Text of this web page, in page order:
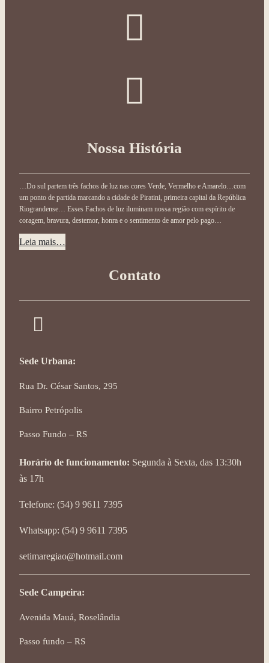
Nossa História
…Do sul partem três fachos de luz nas cores Verde, Vermelho e Amarelo…com
um ponto de partida marcando a cidade de Piratini, primeira capital da República
Riograndense… Esses Fachos de luz iluminam nossa região com espírito de
coragem, bravura, destemor, honra e o sentimento de amor pelo pago…
Leia mais…
Contato
Sede Urbana:
Rua Dr. César Santos, 295
Bairro Petrópolis
Passo Fundo – RS
Horário de funcionamento: Segunda à Sexta, das 13:30h
às 17h
Telefone: (54) 9 9611 7395
Whatsapp: (54) 9 9611 7395
setimaregiao@hotmail.com
Sede Campeira:
Avenida Mauá, Roselândia
Passo fundo – RS